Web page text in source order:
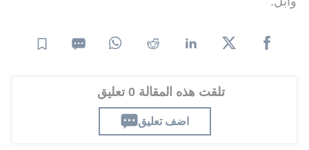
تلقت هذه المقالة 0 تعليق
اضف تعليق